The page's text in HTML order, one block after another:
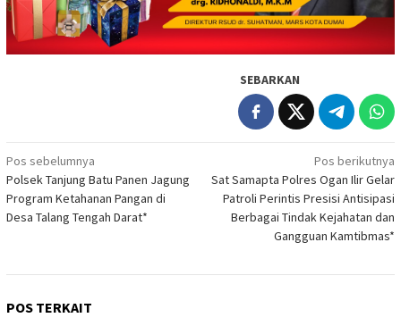
SEBARKAN
Navigasi
pos
Pos sebelumnya
Polsek Tanjung Batu Panen Jagung
Program Ketahanan Pangan di
Desa Talang Tengah Darat* ‎
Pos berikutnya
Sat Samapta Polres Ogan Ilir Gelar
Patroli Perintis Presisi Antisipasi
Berbagai Tindak Kejahatan dan
Gangguan Kamtibmas*
POS TERKAIT